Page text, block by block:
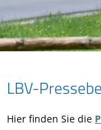
LBV-
Hier finden Sie die